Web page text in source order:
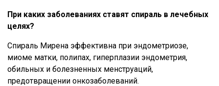
При каких заболеваниях ставят спираль в лечебных
целях?
Спираль Мирена эффективна при эндометриозе,
миоме матки, полипах, гиперплазии эндометрия,
обильных и болезненных менструаций,
предотвращении онкозаболеваний.